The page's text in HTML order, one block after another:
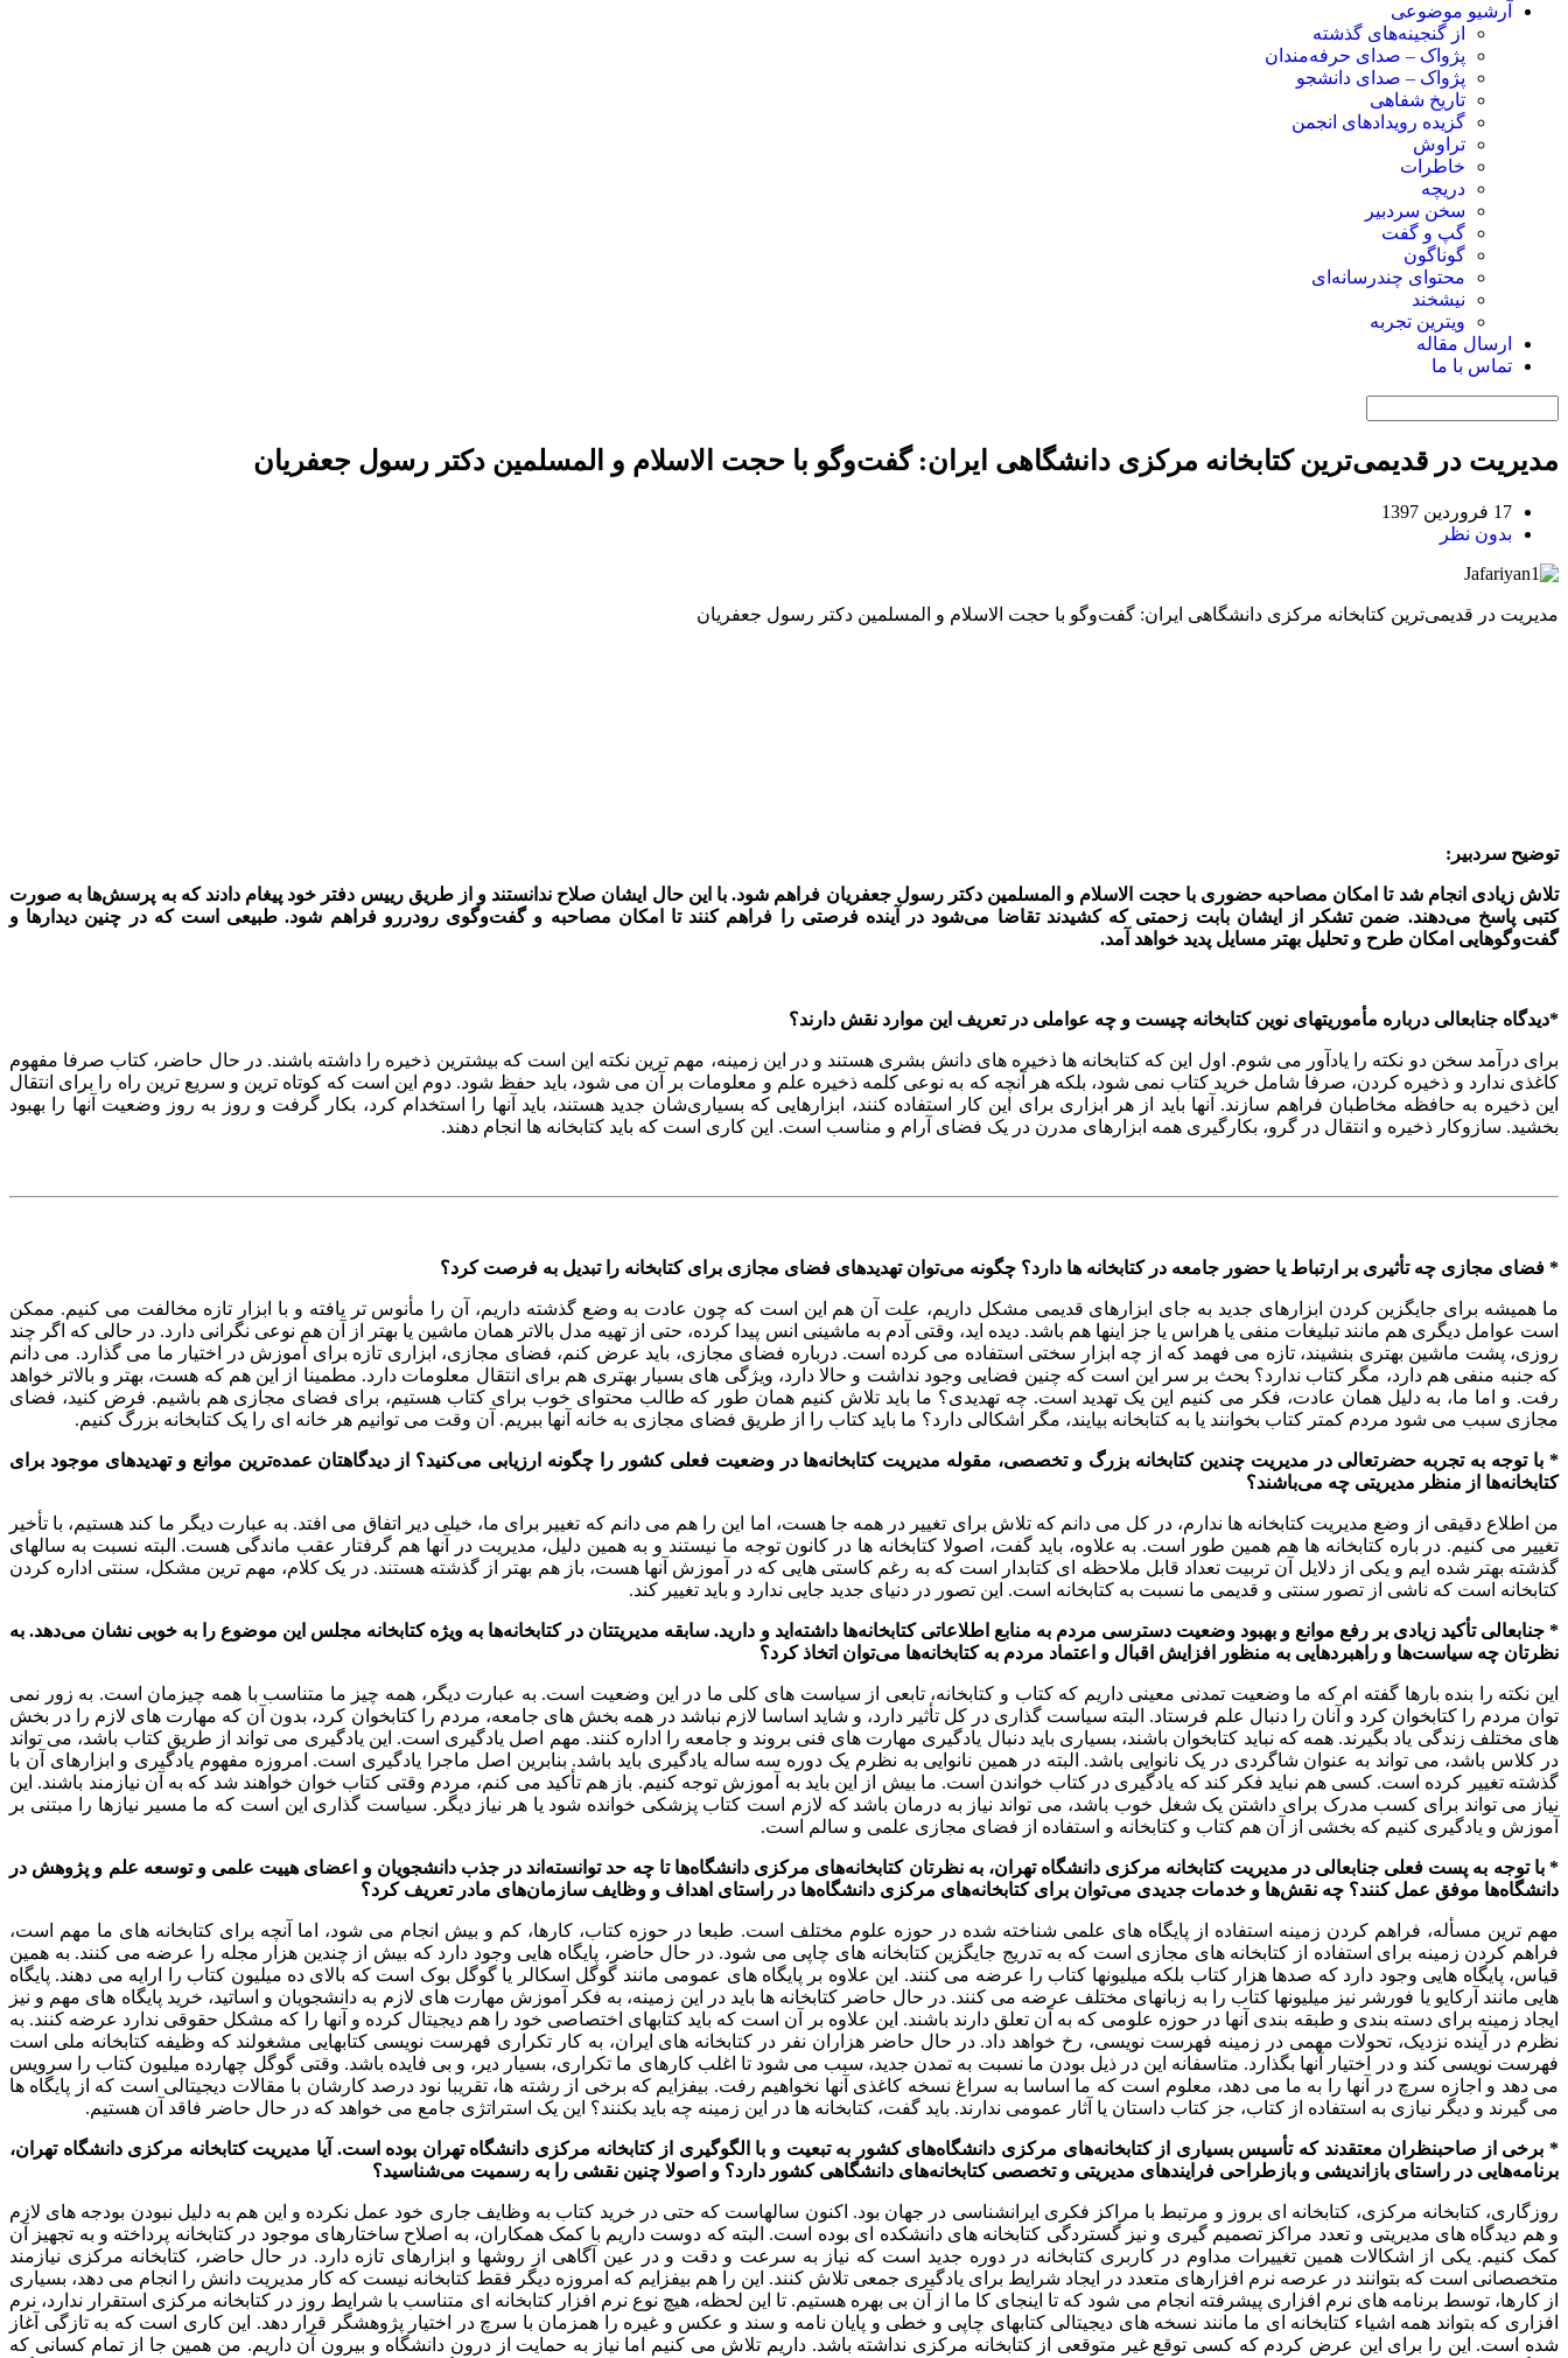
آرشیو موضوعی
از گنجینه‌های گذشته
پژواک – صدای حرفه‌مندان
پژواک – صدای دانشجو
تاریخ شفاهی
گزیده رویدادهای انجمن
تراوش
خاطرات
دریچه
سخن سردبیر
گپ و گفت
گوناگون
محتوای چندرسانه‌ای
نیشخند
ویترین تجربه
ارسال مقاله
تماس با ما
مدیریت در قدیمی‌ترین کتابخانه مرکزی دانشگاهی ایران: گفت‌وگو با حجت الاسلام و المسلمین دکتر رسول جعفریان
17 فروردین 1397
بدون نظر
مدیریت در قدیمی‌ترین کتابخانه مرکزی دانشگاهی ایران: گفت‌وگو با حجت الاسلام و المسلمین دکتر رسول جعفریان
توضیح سردبیر:
تلاش زیادی انجام شد تا امکان مصاحبه حضوری با حجت الاسلام و المسلمین دکتر رسول جعفریان فراهم شود. با این حال ایشان صلاح ندانستند و از طریق رییس دفتر خود پیغام دادند که به پرسش‌ها به صورت
کتبی پاسخ می‌دهند. ضمن تشکر از ایشان بابت زحمتی که کشیدند تقاضا می‌شود در آینده فرصتی را فراهم کنند تا امکان مصاحبه و گفت‌وگوی رودررو فراهم شود. طبیعی است که در چنین دیدارها و
گفت‌وگوهایی امکان طرح و تحلیل بهتر مسایل پدید خواهد آمد.
*دیدگاه جنابعالی درباره مأموریتهای نوین کتابخانه چیست و چه عواملی در تعریف این موارد نقش دارند؟
برای درآمد سخن دو نکته را یادآور می شوم. اول این که کتابخانه ها ذخیره های دانش بشری هستند و در این زمینه، مهم ترین نکته این است که بیشترین ذخیره را داشته باشند. در حال حاضر، کتاب صرفا مفهوم
کاغذی ندارد و ذخیره کردن، صرفا شامل خرید کتاب نمی شود، بلکه هر آنچه که به نوعی کلمه ذخیره علم و معلومات بر آن می شود، باید حفظ شود. دوم این است که کوتاه ترین و سریع ترین راه را برای انتقال
این ذخیره به حافظه مخاطبان فراهم سازند. آنها باید از هر ابزاری برای این کار استفاده کنند، ابزارهایی که بسیاری‌شان جدید هستند، باید آنها را استخدام کرد، بکار گرفت و روز به روز وضعیت آنها را بهبود
بخشید. سازوکار ذخیره و انتقال در گرو، بکارگیری همه ابزارهای مدرن در یک فضای آرام و مناسب است. این کاری است که باید کتابخانه ها انجام دهند.
* فضای مجازی چه تأثیری بر ارتباط یا حضور جامعه در کتابخانه ها دارد؟ چگونه می‌توان تهدیدهای فضای مجازی برای کتابخانه را تبدیل به فرصت کرد؟
ما همیشه برای جایگزین کردن ابزارهای جدید به جای ابزارهای قدیمی مشکل داریم، علت آن هم این است که چون عادت به وضع گذشته داریم، آن را مأنوس تر یافته و با ابزار تازه مخالفت می کنیم. ممکن
است عوامل دیگری هم مانند تبلیغات منفی یا هراس یا جز اینها هم باشد. دیده اید، وقتی آدم به ماشینی انس پیدا کرده، حتی از تهیه مدل بالاتر همان ماشین یا بهتر از آن هم نوعی نگرانی دارد. در حالی که اگر چند
روزی، پشت ماشین بهتری بنشیند، تازه می فهمد که از چه ابزار سختی استفاده می کرده است. درباره فضای مجازی، باید عرض کنم، فضای مجازی، ابزاری تازه برای آموزش در اختیار ما می گذارد. می دانم
که جنبه منفی هم دارد، مگر کتاب ندارد؟ بحث بر سر این است که چنین فضایی وجود نداشت و حالا دارد، ویژگی های بسیار بهتری هم برای انتقال معلومات دارد. مطمینا از این هم که هست، بهتر و بالاتر خواهد
رفت. و اما ما، به دلیل همان عادت، فکر می کنیم این یک تهدید است. چه تهدیدی؟ ما باید تلاش کنیم همان طور که طالب محتوای خوب برای کتاب هستیم، برای فضای مجازی هم باشیم. فرض کنید، فضای
مجازی سبب می شود مردم کمتر کتاب بخوانند یا به کتابخانه بیایند، مگر اشکالی دارد؟ ما باید کتاب را از طریق فضای مجازی به خانه آنها ببریم. آن وقت می توانیم هر خانه ای را یک کتابخانه بزرگ کنیم.
* با توجه به تجربه حضرتعالی در مدیریت چندین کتابخانه بزرگ و تخصصی، مقوله مدیریت کتابخانه‌ها در وضعیت فعلی کشور را چگونه ارزیابی می‌کنید؟ از دیدگاهتان عمده‌ترین موانع و تهدیدهای موجود برای
کتابخانه‌ها از منظر مدیریتی چه می‌باشند؟
من اطلاع دقیقی از وضع مدیریت کتابخانه ها ندارم، در کل می دانم که تلاش برای تغییر در همه جا هست، اما این را هم می دانم که تغییر برای ما، خیلی دیر اتفاق می افتد. به عبارت دیگر ما کند هستیم، با تأخیر
تغییر می کنیم. در باره کتابخانه ها هم همین طور است. به علاوه، باید گفت، اصولا کتابخانه ها در کانون توجه ما نیستند و به همین دلیل، مدیریت در آنها هم گرفتار عقب ماندگی هست. البته نسبت به سالهای
گذشته بهتر شده ایم و یکی از دلایل آن تربیت تعداد قابل ملاحظه ای کتابدار است که به رغم کاستی هایی که در آموزش آنها هست، باز هم بهتر از گذشته هستند. در یک کلام، مهم ترین مشکل، سنتی اداره کردن
کتابخانه است که ناشی از تصور سنتی و قدیمی ما نسبت به کتابخانه است. این تصور در دنیای جدید جایی ندارد و باید تغییر کند.
* جنابعالی تأکید زیادی بر رفع موانع و بهبود وضعیت دسترسی مردم به منابع اطلاعاتی کتابخانه‌ها داشته‌اید و دارید. سابقه مدیریتتان در کتابخانه‌ها به ویژه کتابخانه مجلس این موضوع را به خوبی نشان می‌دهد. به
نظرتان چه سیاست‌ها و راهبردهایی به منظور افزایش اقبال و اعتماد مردم به کتابخانه‌ها می‌توان اتخاذ کرد؟
این نکته را بنده بارها گفته ام که ما وضعیت تمدنی معینی داریم که کتاب و کتابخانه، تابعی از سیاست های کلی ما در این وضعیت است. به عبارت دیگر، همه چیز ما متناسب با همه چیزمان است. به زور نمی
توان مردم را کتابخوان کرد و آنان را دنبال علم فرستاد. البته سیاست گذاری در کل تأثیر دارد، و شاید اساسا لازم نباشد در همه بخش های جامعه، مردم را کتابخوان کرد، بدون آن که مهارت های لازم را در بخش
های مختلف زندگی یاد بگیرند. همه که نباید کتابخوان باشند، بسیاری باید دنبال یادگیری مهارت های فنی بروند و جامعه را اداره کنند. مهم اصل یادگیری است. این یادگیری می تواند از طریق کتاب باشد، می تواند
در کلاس باشد، می تواند به عنوان شاگردی در یک نانوایی باشد. البته در همین نانوایی به نظرم یک دوره سه ساله یادگیری باید باشد. بنابرین اصل ماجرا یادگیری است. امروزه مفهوم یادگیری و ابزارهای آن با
گذشته تغییر کرده است. کسی هم نباید فکر کند که یادگیری در کتاب خواندن است. ما بیش از این باید به آموزش توجه کنیم. باز هم تأکید می کنم، مردم وقتی کتاب خوان خواهند شد که به آن نیازمند باشند. این
نیاز می تواند برای کسب مدرک برای داشتن یک شغل خوب باشد، می تواند نیاز به درمان باشد که لازم است کتاب پزشکی خوانده شود یا هر نیاز دیگر. سیاست گذاری این است که ما مسیر نیازها را مبتنی بر
آموزش و یادگیری کنیم که بخشی از آن هم کتاب و کتابخانه و استفاده از فضای مجازی علمی و سالم است.
* با توجه به پست فعلی جنابعالی در مدیریت کتابخانه مرکزی دانشگاه تهران، به نظرتان کتابخانه‌های مرکزی دانشگاه‌ها تا چه حد توانسته‌اند در جذب دانشجویان و اعضای هییت علمی و توسعه علم و پژوهش در
دانشگاه‌ها موفق عمل کنند؟ چه نقش‌ها و خدمات جدیدی می‌توان برای کتابخانه‌های مرکزی دانشگاه‌ها در راستای اهداف و وظایف سازمان‌های مادر تعریف کرد؟
مهم ترین مسأله، فراهم کردن زمینه استفاده از پایگاه های علمی شناخته شده در حوزه علوم مختلف است. طبعا در حوزه کتاب، کارها، کم و بیش انجام می شود، اما آنچه برای کتابخانه های ما مهم است،
فراهم کردن زمینه برای استفاده از کتابخانه های مجازی است که به تدریج جایگزین کتابخانه های چاپی می شود. در حال حاضر، پایگاه هایی وجود دارد که بیش از چندین هزار مجله را عرضه می کنند. به همین
قیاس، پایگاه هایی وجود دارد که صدها هزار کتاب بلکه میلیونها کتاب را عرضه می کنند. این علاوه بر پایگاه های عمومی مانند گوگل اسکالر یا گوگل بوک است که بالای ده میلیون کتاب را ارایه می دهند. پایگاه
هایی مانند آرکایو یا فورشر نیز میلیونها کتاب را به زبانهای مختلف عرضه می کنند. در حال حاضر کتابخانه ها باید در این زمینه، به فکر آموزش مهارت های لازم به دانشجویان و اساتید، خرید پایگاه های مهم و نیز
ایجاد زمینه برای دسته بندی و طبقه بندی آنها در حوزه علومی که به آن تعلق دارند باشند. این علاوه بر آن است که باید کتابهای اختصاصی خود را هم دیجیتال کرده و آنها را که مشکل حقوقی ندارد عرضه کنند. به
نظرم در آینده نزدیک، تحولات مهمی در زمینه فهرست نویسی، رخ خواهد داد. در حال حاضر هزاران نفر در کتابخانه های ایران، به کار تکراری فهرست نویسی کتابهایی مشغولند که وظیفه کتابخانه ملی است
فهرست نویسی کند و در اختیار آنها بگذارد. متاسفانه این در ذیل بودن ما نسبت به تمدن جدید، سبب می شود تا اغلب کارهای ما تکراری، بسیار دیر، و بی فایده باشد. وقتی گوگل چهارده میلیون کتاب را سرویس
می دهد و اجازه سرچ در آنها را به ما می دهد، معلوم است که ما اساسا به سراغ نسخه کاغذی آنها نخواهیم رفت. بیفزایم که برخی از رشته ها، تقریبا نود درصد کارشان با مقالات دیجیتالی است که از پایگاه ها
می گیرند و دیگر نیازی به استفاده از کتاب، جز کتاب داستان یا آثار عمومی ندارند. باید گفت، کتابخانه ها در این زمینه چه باید بکنند؟ این یک استراتژی جامع می خواهد که در حال حاضر فاقد آن هستیم.
* برخی از صاحبنظران معتقدند که تأسیس بسیاری از کتابخانه‌های مرکزی دانشگاه‌های کشور به تبعیت و با الگوگیری از کتابخانه مرکزی دانشگاه تهران بوده است. آیا مدیریت کتابخانه مرکزی دانشگاه تهران،
برنامه‌هایی در راستای بازاندیشی و بازطراحی فرایندهای مدیریتی و تخصصی کتابخانه‌های دانشگاهی کشور دارد؟ و اصولا چنین نقشی را به رسمیت می‌شناسید؟
روزگاری، کتابخانه مرکزی، کتابخانه ای بروز و مرتبط با مراکز فکری ایرانشناسی در جهان بود. اکنون سالهاست که حتی در خرید کتاب به وظایف جاری خود عمل نکرده و این هم به دلیل نبودن بودجه های لازم
و هم دیدگاه های مدیریتی و تعدد مراکز تصمیم گیری و نیز گستردگی کتابخانه های دانشکده ای بوده است. البته که دوست داریم با کمک همکاران، به اصلاح ساختارهای موجود در کتابخانه پرداخته و به تجهیز آن
کمک کنیم. یکی از اشکالات همین تغییرات مداوم در کاربری کتابخانه در دوره جدید است که نیاز به سرعت و دقت و در عین آگاهی از روشها و ابزارهای تازه دارد. در حال حاضر، کتابخانه مرکزی نیازمند
متخصصانی است که بتوانند در عرصه نرم افزارهای متعدد در ایجاد شرایط برای یادگیری جمعی تلاش کنند. این را هم بیفزایم که امروزه دیگر فقط کتابخانه نیست که کار مدیریت دانش را انجام می دهد، بسیاری
از کارها، توسط برنامه های نرم افزاری پیشرفته انجام می شود که تا اینجای کا ما از آن بی بهره هستیم. تا این لحظه، هیچ نوع نرم افزار کتابخانه ای متناسب با شرایط روز در کتابخانه مرکزی استقرار ندارد، نرم
افزاری که بتواند همه اشیاء کتابخانه ای ما مانند نسخه های دیجیتالی کتابهای چاپی و خطی و پایان نامه و سند و عکس و غیره را همزمان با سرچ در اختیار پژوهشگر قرار دهد. این کاری است که به تازگی آغاز
شده است. این را برای این عرض کردم که کسی توقع غیر متوقعی از کتابخانه مرکزی نداشته باشد. داریم تلاش می کنیم اما نیاز به حمایت از درون دانشگاه و بیرون آن داریم. من همین جا از تمام کسانی که